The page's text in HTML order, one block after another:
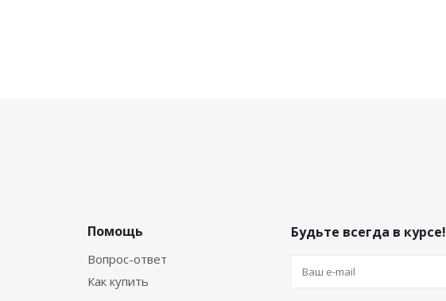
Помощь
Вопрос-ответ
Как купить
Будьте всегда в курсе!